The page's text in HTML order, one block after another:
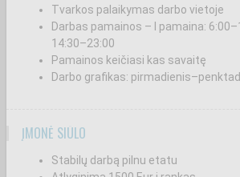
Tvarkos palaikymas darbo vietoje
Darbas pamainos – I pamaina:
14:30–23:00
Pamainos keičiasi kas savaitę
Darbo grafikas:
ĮMONĖ SIŪLO
Stabilų darbą pilnu etatu